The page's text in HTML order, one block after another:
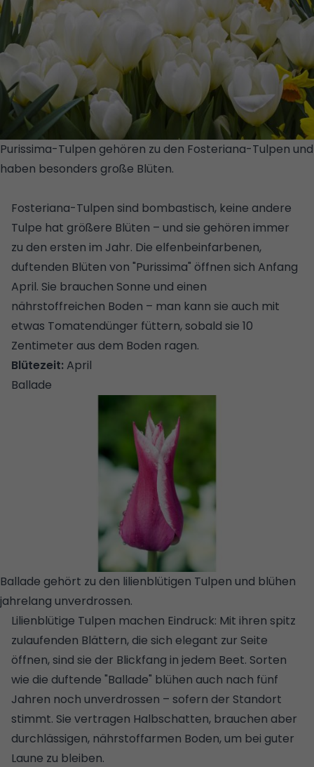
Purissima-Tulpen gehören zu den Fosteriana-Tulpen und
haben besonders große Blüten.
Fosteriana-Tulpen sind bombastisch, keine andere
Tulpe hat größere Blüten – und sie gehören immer
zu den ersten im Jahr. Die elfenbeinfarbenen,
duftenden Blüten von "Purissima" öffnen sich Anfang
April. Sie brauchen Sonne und einen
nährstoffreichen Boden – man kann sie auch mit
etwas Tomatendünger füttern, sobald sie 10
Zentimeter aus dem Boden ragen.
Blütezeit: April
Ballade
Ballade gehört zu den lilienblütigen Tulpen und blühen
jahrelang unverdrossen.
Lilienblütige Tulpen machen Eindruck: Mit ihren spitz
zulaufenden Blättern, die sich elegant zur Seite
öffnen, sind sie der Blickfang in jedem Beet. Sorten
wie die duftende "Ballade" blühen auch nach fünf
Jahren noch unverdrossen – sofern der Standort
stimmt. Sie vertragen Halbschatten, brauchen aber
durchlässigen, nährstoffarmen Boden, um bei guter
Laune zu bleiben.